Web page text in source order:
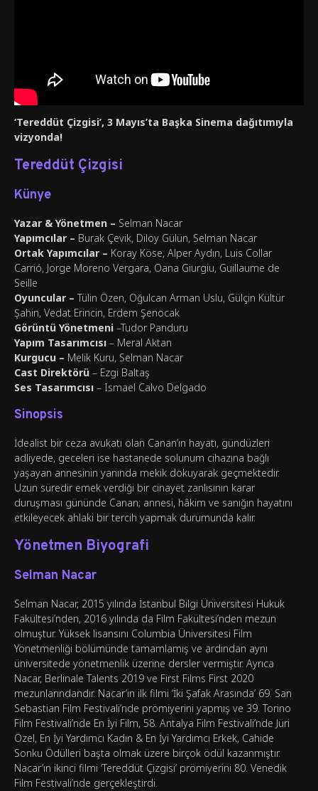
‘Tereddüt Çizgisi’, 3 Mayıs’ta Başka Sinema dağıtımıyla
vizyonda!
Tereddüt Çizgisi
Künye
Yazar & Yönetmen – Selman Nacar
Yapımcılar – Burak Çevik, Diloy Gülün, Selman Nacar
Ortak Yapımcılar – Koray Köse, Alper Aydın, Luis Collar
Carrió, Jorge Moreno Vergara, Oana Giurgiu, Guillaume de
Seille
Oyuncular – Tülin Özen, Oğulcan Arman Uslu, Gülçin Kültür
Şahin, Vedat Erincin, Erdem Şenocak
Görüntü Yönetmeni –Tudor Panduru
Yapım Tasarımcısı – Meral Aktan
Kurgucu – Melik Kuru, Selman Nacar
Cast Direktörü – Ezgi Baltaş
Ses Tasarımcısı – Ismael Calvo Delgado
Sinopsis
İdealist bir ceza avukatı olan Canan’ın hayatı, gündüzleri
adliyede, geceleri ise hastanede solunum cihazına bağlı
yaşayan annesinin yanında mekik dokuyarak geçmektedir.
Uzun süredir emek verdiği bir cinayet zanlısının karar
duruşması gününde Canan; annesi, hâkim ve sanığın hayatını
etkileyecek ahlaki bir tercih yapmak durumunda kalır.
Yönetmen Biyografi
Selman Nacar
Selman Nacar, 2015 yılında İstanbul Bilgi Üniversitesi Hukuk
Fakültesi’nden, 2016 yılında da Film Fakültesi’nden mezun
olmuştur. Yüksek lisansını Columbia Üniversitesi Film
Yönetmenliği bölümünde tamamlamış ve ardından aynı
üniversitede yönetmenlik üzerine dersler vermiştir. Ayrıca
Nacar, Berlinale Talents 2019 ve First Films First 2020
mezunlarındandır. Nacar’ın ilk filmi ‘İki Şafak Arasında’ 69. San
Sebastian Film Festivali’nde prömiyerini yapmış ve 39. Torino
Film Festivali’nde En İyi Film, 58. Antalya Film Festivali’nde Jüri
Özel, En İyi Yardımcı Kadın & En İyi Yardımcı Erkek, Cahide
Sonku Ödülleri başta olmak üzere birçok ödül kazanmıştır.
Nacar’ın ikinci filmi ‘Tereddüt Çizgisi’ prömiyerini 80. Venedik
Film Festivali’nde gerçekleştirdi.